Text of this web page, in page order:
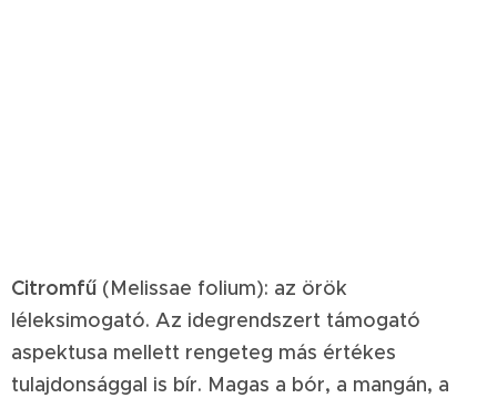
Citromfű (Melissae folium): az örök
léleksimogató. Az idegrendszert támogató
aspektusa mellett rengeteg más értékes
tulajdonsággal is bír. Magas a bór, a mangán, a